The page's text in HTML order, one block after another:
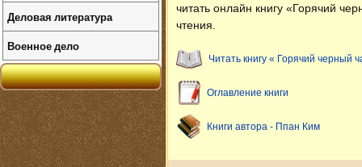
читать онлайн книгу «Горячий
чтения.
Читать книгу « Горячий черный
Оглавление книги
Книги автора - Ппан Ким
Деловая литература
Военное дело